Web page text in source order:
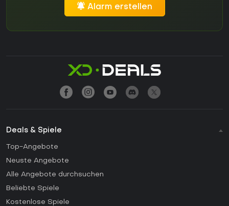
Alarm erstellen
Deals & Spiele
Top-Angebote
Neuste Angebote
Alle Angebote durchsuchen
Beliebte Spiele
Kostenlose Spiele